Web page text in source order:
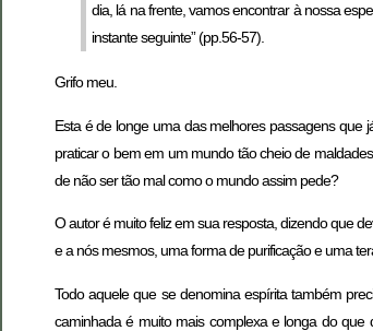
dia, lá na frente, vamos encontrar à nossa
instante seguinte” (pp.56-57).
Grifo meu.
Esta é de longe uma das melhores passagens que
praticar o bem em um mundo tão cheio de
de não ser tão mal como o mundo assim pede?
O autor é muito feliz em sua resposta, dizendo que
e a nós mesmos, uma forma de purificação e uma
Todo aquele que se denomina espírita também
caminhada é muito mais complexa e longa do